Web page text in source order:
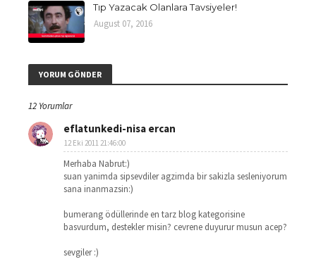
Tıp Yazacak Olanlara Tavsiyeler!
August 07, 2016
YORUM GÖNDER
12 Yorumlar
eflatunkedi-nisa ercan
12 Eki 2011 21:46:00
Merhaba Nabrut:)
suan yanimda sipsevdiler agzimda bir sakizla sesleniyorum
sana inanmazsin:)
bumerang ödüllerinde en tarz blog kategorisine
basvurdum, destekler misin? cevrene duyurur musun acep?
sevgiler :)